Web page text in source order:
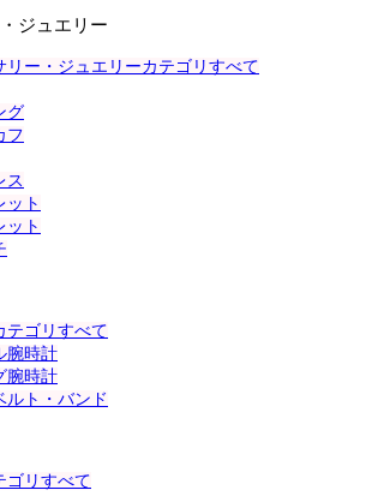
ジュエリー
リー・ジュエリーカテゴリすべて
グ
フ
ス
ット
ット
テゴリすべて
腕時計
腕時計
ルト・バンド
ゴリすべて